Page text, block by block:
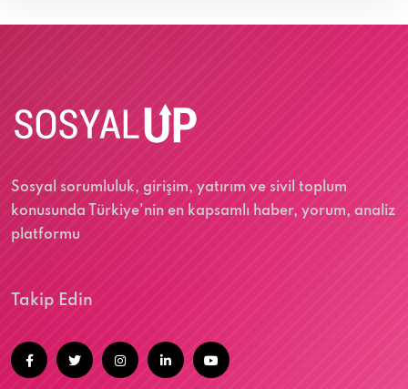
Sosyal sorumluluk, girişim, yatırım ve sivil toplum
konusunda Türkiye'nin en kapsamlı haber, yorum, analiz
platformu
Takip Edin